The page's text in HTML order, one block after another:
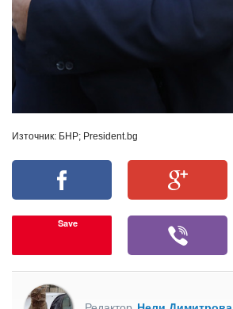
Източник: БНР; President.bg
Save